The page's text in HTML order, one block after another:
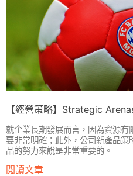
【經營策略】Strategic
就企業長期發展而言，因為資源
要非常明確；此外，公司新產品
品的努力來說是非常重要的。
閱讀文章